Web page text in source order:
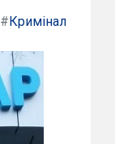
#Кримінал